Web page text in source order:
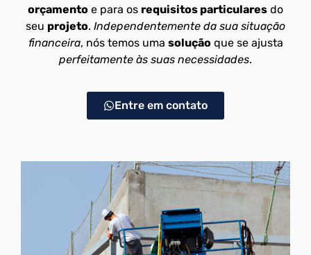
orçamento e para os requisitos particulares do
seu projeto. Independentemente da sua situação
financeira, nós temos uma soluçãoque se ajusta
perfeitamente às suas necessidades.
Entre em contato